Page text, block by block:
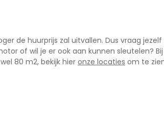
de huurprijs zal uitvallen. Dus vraag
of wil je er ook aan kunnen sleutelen?
80 m2, bekijk hier onze locaties om te